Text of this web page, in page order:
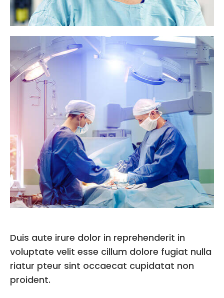
Duis aute irure dolor in reprehenderit in
voluptate velit esse cillum dolore fugiat nulla
riatur pteur sint occaecat cupidatat non
proident.